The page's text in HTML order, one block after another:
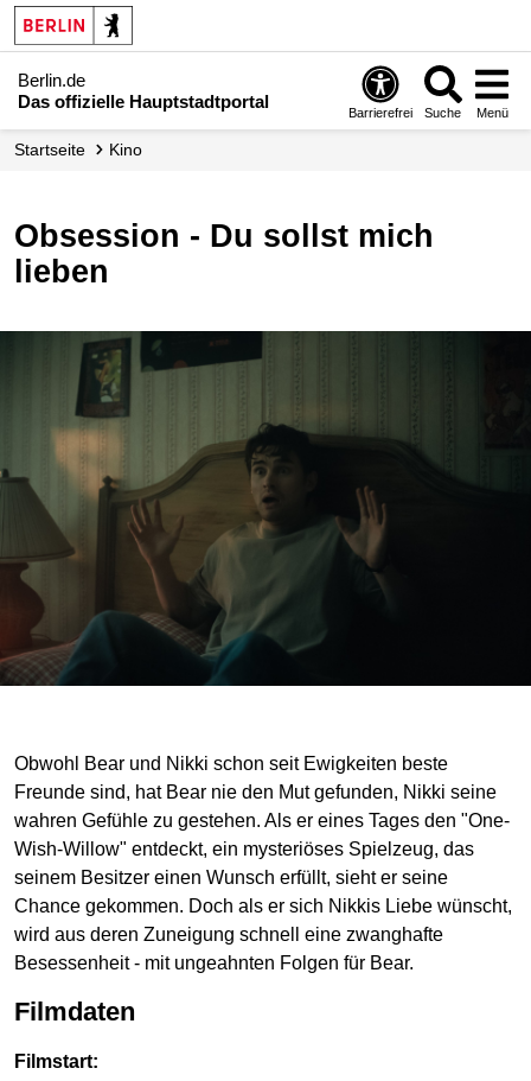
Berlin.de
Das offizielle Hauptstadtportal
Barrierefrei Suche Menü
Startseite Kino
Obsession - Du sollst mich
lieben
Obwohl Bear und Nikki schon seit Ewigkeiten beste
Freunde sind, hat Bear nie den Mut gefunden, Nikki seine
wahren Gefühle zu gestehen. Als er eines Tages den "One-
Wish-Willow" entdeckt, ein mysteriöses Spielzeug, das
seinem Besitzer einen Wunsch erfüllt, sieht er seine
Chance gekommen. Doch als er sich Nikkis Liebe wünscht,
wird aus deren Zuneigung schnell eine zwanghafte
Besessenheit - mit ungeahnten Folgen für Bear.
Filmdaten
Filmstart: